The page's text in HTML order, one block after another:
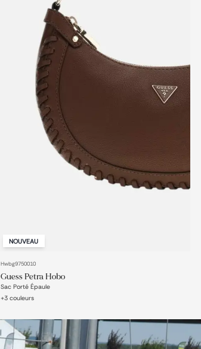
NOUVEAU
Hwbg9750010
Guess Petra Hobo
Sac Porté Épaule
+3 couleurs